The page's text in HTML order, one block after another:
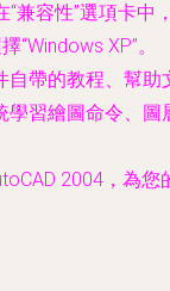
“兼容性”選項卡中
“Windows XP”。
自帶的教程、幫助
學習繪圖命令、圖
2004，為您